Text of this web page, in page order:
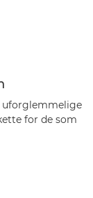
uforglemmelige
for de som